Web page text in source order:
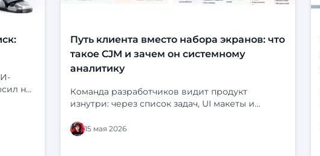
на
о
Путь клиента вместо набора экранов: что
такое CJM и зачем он системному
аналитику
Команда разработчиков видит продукт
изнутри: через список задач, UI макеты и
логично: кнопки на месте, статусы продуманы,
сценарий «срабатывает». Но у клиента перед
15 мая 2026